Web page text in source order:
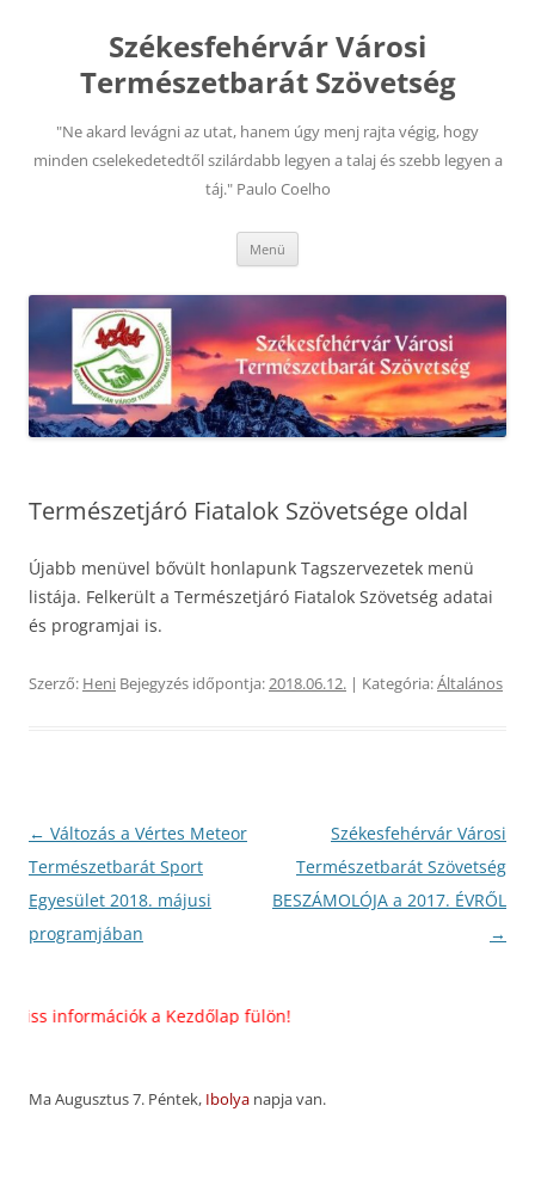
tartalombaSzékesfehérvár Városi
Természetbarát Szövetség
"Ne akard levágni az utat, hanem úgy menj rajta végig, hogy
minden cselekedetedtől szilárdabb legyen a talaj és szebb legyen a
táj." Paulo Coelho
Menü
Természetjáró Fiatalok Szövetsége oldal
Újabb menüvel bővült honlapunk Tagszervezetek menü
listája. Felkerült a Természetjáró Fiatalok Szövetség adatai
és programjai is.
Szerző: Heni Bejegyzés időpontja: 2018.06.12. | Kategória:Általános
Bejegyzés
navigáció
← Változás a Vértes Meteor
Természetbarát Sport
Egyesület 2018. májusi
programjában
Székesfehérvár Városi
Természetbarát Szövetség
BESZÁMOLÓJA a 2017. ÉVRŐL
→
információk a Kezdőlap fülön!
Ma Augusztus 7. Péntek, Ibolya napja van.